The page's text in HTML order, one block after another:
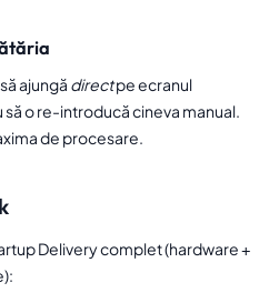
ajungă directpe ecranul
să o re-introducă cineva manual.
de procesare.
Delivery complet (hardware +